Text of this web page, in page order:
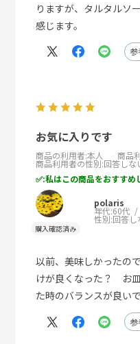
りますが、タルタルソ
感じます。
参
お気に入りです
商品の利用者:本人 商品
商品利用者の性別:回答しな
:私はこの商品をおすすめ
polaris
年代:60代
性別:回答し
以前、美味しかったの
けが良くなった？ お
た時のバランスが良い
参